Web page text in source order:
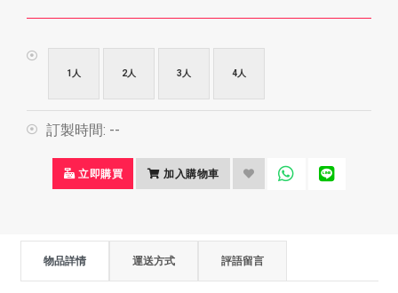
1人 2人 3人 4人
訂製時間: --
立即購買 加入購物車
物品詳情 運送方式 評語留言